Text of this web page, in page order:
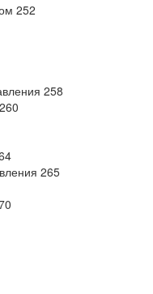
252
258
265